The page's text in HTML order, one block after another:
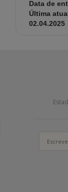
Data de
Última
02.04.2025